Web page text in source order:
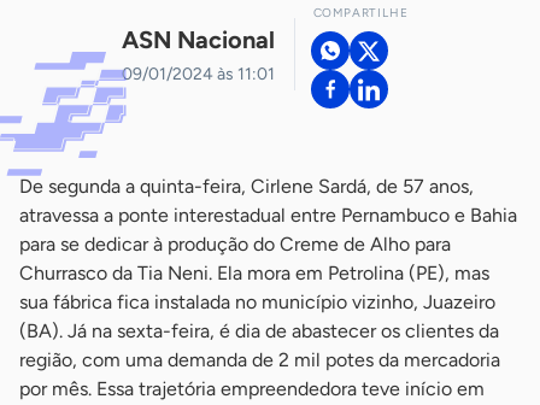
ASN Nacional
09/01/2024 às 11:01
COMPARTILHE
De segunda a quinta-feira, Cirlene Sardá, de 57 anos,
atravessa a ponte interestadual entre Pernambuco e Bahia
para se dedicar à produção do Creme de Alho para
Churrasco da Tia Neni. Ela mora em Petrolina (PE), mas
sua fábrica fica instalada no município vizinho, Juazeiro
(BA). Já na sexta-feira, é dia de abastecer os clientes da
região, com uma demanda de 2 mil potes da mercadoria
por mês. Essa trajetória empreendedora teve início em